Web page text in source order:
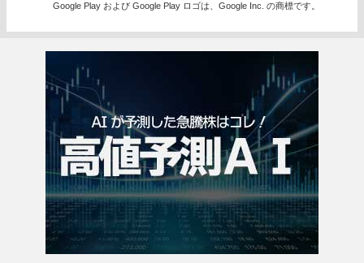
Google Play および Google Play ロゴは、Google Inc. の商標です。